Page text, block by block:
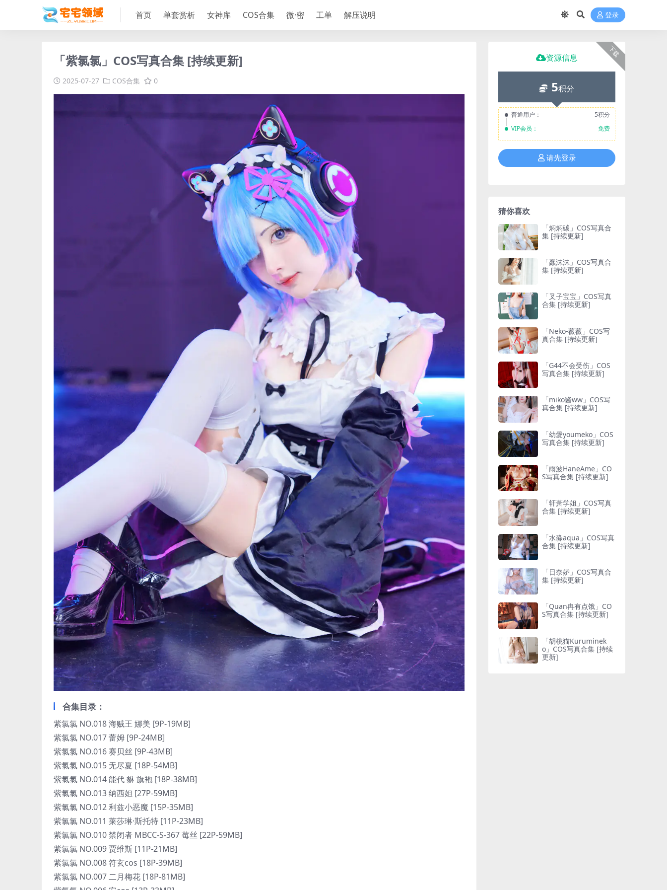
首页 单套赏析 女神库 COS合集 微·密 工单 解压说明 登录
「紫氯氯」COS写真合集 [持续更新]
2025-07-27 COS合集 0
合集目录：
紫氯氯 NO.018 海贼王 娜美 [9P-19MB]
紫氯氯 NO.017 蕾姆 [9P-24MB]
紫氯氯 NO.016 赛贝丝 [9P-43MB]
紫氯氯 NO.015 无尽夏 [18P-54MB]
紫氯氯 NO.014 能代 貅 旗袍 [18P-38MB]
紫氯氯 NO.013 纳西妲 [27P-59MB]
紫氯氯 NO.012 利兹小恶魔 [15P-35MB]
紫氯氯 NO.011 莱莎琳·斯托特 [11P-23MB]
紫氯氯 NO.010 禁闭者 MBCC-S-367 莓丝 [22P-59MB]
紫氯氯 NO.009 贾维斯 [11P-21MB]
紫氯氯 NO.008 符玄cos [18P-39MB]
紫氯氯 NO.007 二月梅花 [18P-81MB]
下载
资源信息
5积分
普通用户：
5积分
VIP会员：
免费
请先登录
猜你喜欢
「焖焖碳」COS写真合
集 [持续更新]
「蠢沫沫」COS写真合
集 [持续更新]
「叉子宝宝」COS写真
合集 [持续更新]
「Neko-薇薇」COS写
真合集 [持续更新]
「G44不会受伤」COS
写真合集 [持续更新]
「miko酱ww」COS写
真合集 [持续更新]
「幼愛youmeko」COS
写真合集 [持续更新]
「雨波HaneAme」CO
S写真合集 [持续更新]
「轩萧学姐」COS写真
合集 [持续更新]
「水淼aqua」COS写真
合集 [持续更新]
「日奈娇」COS写真合
集 [持续更新]
「Quan冉有点饿」CO
S写真合集 [持续更新]
「胡桃猫Kuruminek
o」COS写真合集 [持续
更新]